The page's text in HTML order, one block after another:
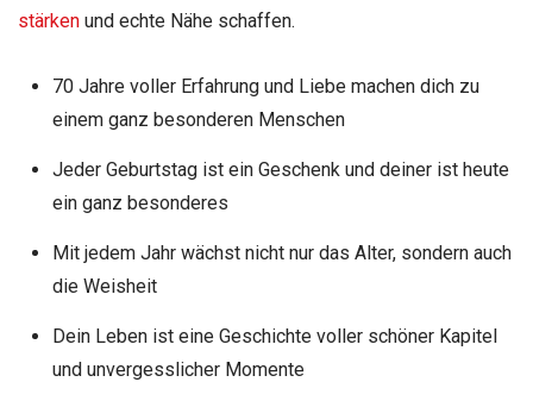
stärken und echte Nähe schaffen.
70 Jahre voller Erfahrung und Liebe machen dich zu
einem ganz besonderen Menschen
Jeder Geburtstag ist ein Geschenk und deiner ist heute
ein ganz besonderes
Mit jedem Jahr wächst nicht nur das Alter, sondern auch
die Weisheit
Dein Leben ist eine Geschichte voller schöner Kapitel
und unvergesslicher Momente